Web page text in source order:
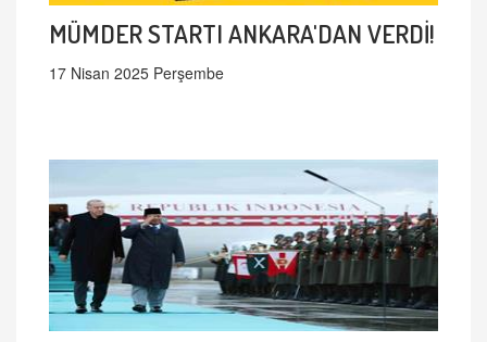
MÜMDER STARTI ANKARA'DAN VERDİ!
17 Nisan 2025 Perşembe